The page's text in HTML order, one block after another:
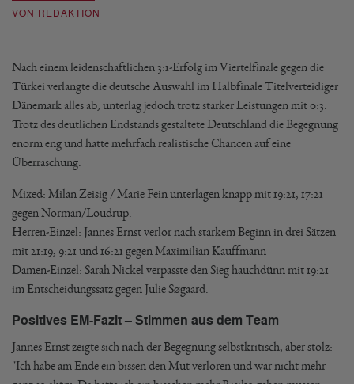
VON REDAKTION
Nach einem leidenschaftlichen 3:1-Erfolg im Viertelfinale gegen die
Türkei verlangte die deutsche Auswahl im Halbfinale Titelverteidiger
Dänemark alles ab, unterlag jedoch trotz starker Leistungen mit 0:3.
Trotz des deutlichen Endstands gestaltete Deutschland die Begegnung
enorm eng und hatte mehrfach realistische Chancen auf eine
Überraschung.
Mixed: Milan Zeisig / Marie Fein unterlagen knapp mit 19:21, 17:21
gegen Norman/Loudrup.
Herren-Einzel: Jannes Ernst verlor nach starkem Beginn in drei Sätzen
mit 21:19, 9:21 und 16:21 gegen Maximilian Kauffmann
Damen-Einzel: Sarah Nickel verpasste den Sieg hauchdünn mit 19:21
im Entscheidungssatz gegen Julie Søgaard.
Positives EM-Fazit – Stimmen aus dem Team
Jannes Ernst zeigte sich nach der Begegnung selbstkritisch, aber stolz:
"Ich habe am Ende ein bissen den Mut verloren und war nicht mehr